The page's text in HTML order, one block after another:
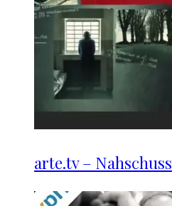
arte.tv – Nahschuss